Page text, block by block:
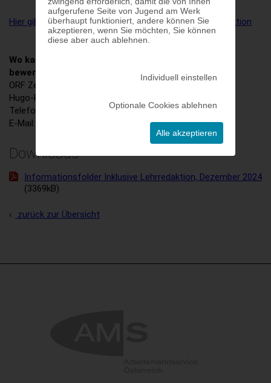
aufgerufene Seite von Jugend am Werk
überhaupt funktioniert, andere können Sie
akzeptieren, wenn Sie möchten, Sie können
diese aber auch ablehnen.
Individuell einstellen
Optionale Cookies ablehnen
Alle akzeptieren
Hier gibt es mehr Informationen zur Inklusiven Lehrredaktion
Wo kann man sich für die Inklusive Lehrredaktion
bewerben?
ORF Zentrum
Hugo-Portisch-Gasse 1, 1136 Wien
Telefon: 01 - 878 78 122 14
E-Mail: office.lehrredaktion(at)jaw.at
Downloads
Informationsfolder Inklusive Lehrredaktion, Dezember 2024
(3369kB)
zurück zur Übersicht